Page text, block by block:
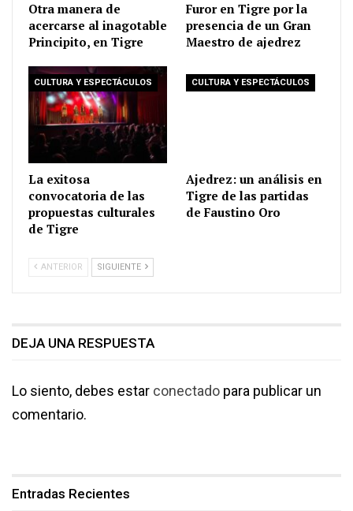
Otra manera de
acercarse al inagotable
Principito, en Tigre
Furor en Tigre por la
presencia de un Gran
Maestro de ajedrez
CULTURA Y ESPECTÁCULOS
La exitosa
convocatoria de las
propuestas culturales
de Tigre
CULTURA Y ESPECTÁCULOS
Ajedrez: un análisis en
Tigre de las partidas
de Faustino Oro
ANTERIOR SIGUIENTE
DEJA UNA RESPUESTA
Lo siento, debes estar conectado para publicar un
comentario.
Entradas Recientes